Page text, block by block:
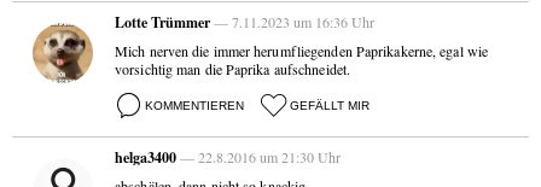
Lotte Trümmer— 7.11.2023 um 16:36 Uhr
Mich nerven die immer herumfliegenden Paprikakerne, egal wie
vorsichtig man die Paprika aufschneidet.
KOMMENTIEREN GEFÄLLT MIR
helga3400— 22.8.2016 um 21:30 Uhr